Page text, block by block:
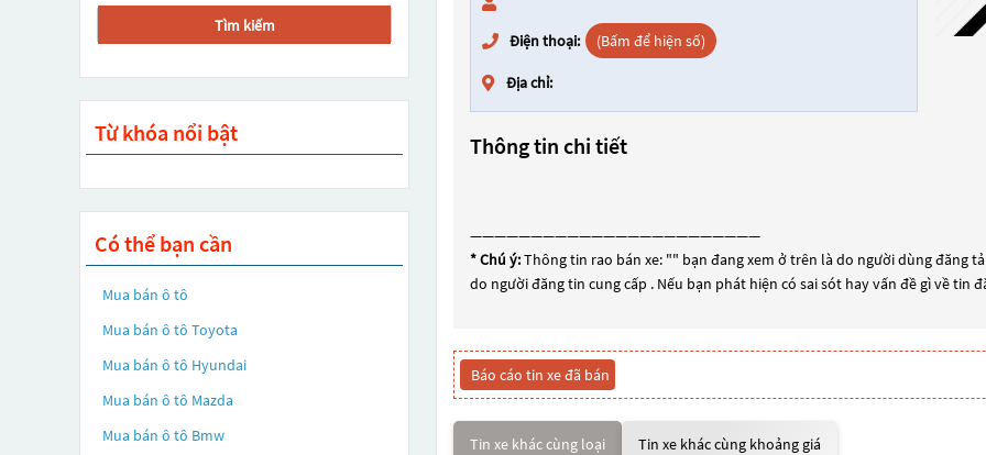
Điện thoại: (Bấm để hiện số)
Địa chỉ:
Thông tin chi tiết
————————————————————————
* Chú ý:Thông tin rao bán xe: "" bạn đang xem ở trên là do người dùng đăng
do người đăng tin cung cấp . Nếu bạn phát hiện có sai sót hay vấn đề gì về tin
Báo cáo tin xe đã bán
Tin xe khác cùng loại Tin xe khác cùng khoảng giá
Tìm kiếm
Từ khóa nổi bật
Có thể bạn cần
Mua bán ô tô
Mua bán ô tô Toyota
Mua bán ô tô Hyundai
Mua bán ô tô Mazda
Mua bán ô tô Bmw